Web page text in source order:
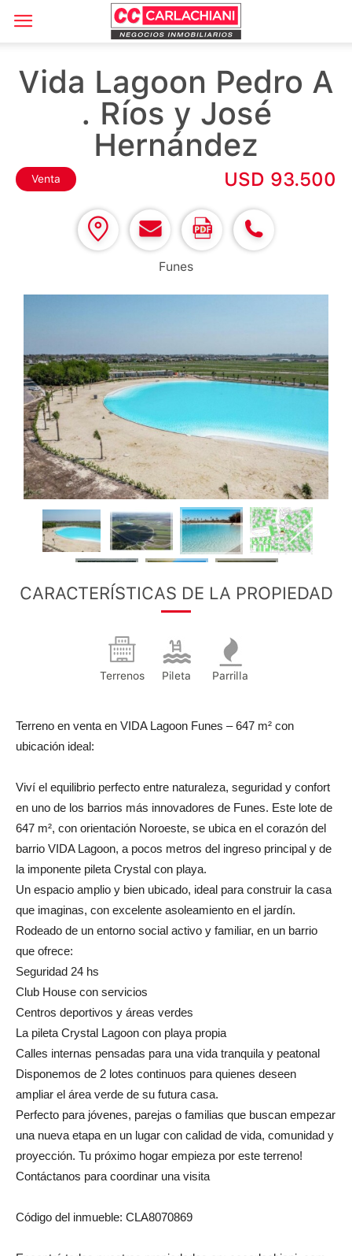
Vida Lagoon Pedro A
. Ríos y José
Hernández
Venta USD 93.500
Funes
CARACTERÍSTICAS DE LA PROPIEDAD
Terrenos Pileta Parrilla
Terreno en venta en VIDA Lagoon Funes – 647 m² con
ubicación ideal:
Viví el equilibrio perfecto entre naturaleza, seguridad y confort
en uno de los barrios más innovadores de Funes. Este lote de
647 m², con orientación Noroeste, se ubica en el corazón del
barrio VIDA Lagoon, a pocos metros del ingreso principal y de
la imponente pileta Crystal con playa.
Un espacio amplio y bien ubicado, ideal para construir la casa
que imaginas, con excelente asoleamiento en el jardín.
Rodeado de un entorno social activo y familiar, en un barrio
que ofrece:
Seguridad 24 hs
Club House con servicios
Centros deportivos y áreas verdes
La pileta Crystal Lagoon con playa propia
Calles internas pensadas para una vida tranquila y peatonal
Disponemos de 2 lotes continuos para quienes deseen
ampliar el área verde de su futura casa.
Perfecto para jóvenes, parejas o familias que buscan empezar
una nueva etapa en un lugar con calidad de vida, comunidad y
proyección. Tu próximo hogar empieza por este terreno!
Contáctanos para coordinar una visita
Código del inmueble: CLA8070869